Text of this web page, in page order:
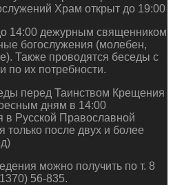
Храм открыт до 19:00
14:00 дежурным священником
богослужения (молебен,
Также проводятся беседы с
по их потребности.
перед Таинством Крещения
дням в 14:00
в Русской Православной
только после двух и более
можно получить по т. 8
56-835.